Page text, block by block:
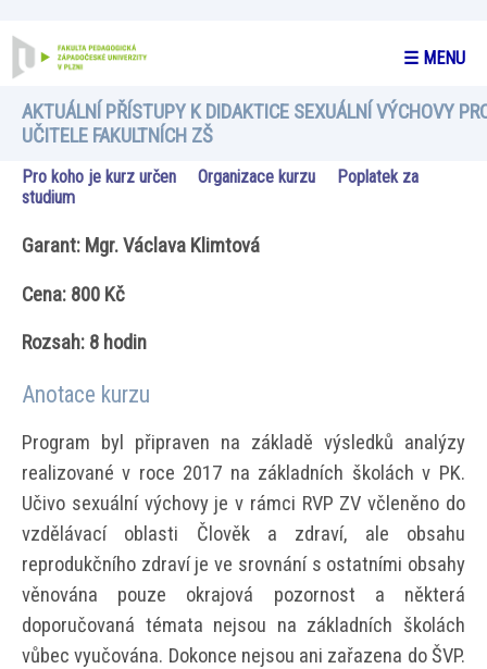
☰ MENU
AKTUÁLNÍ PŘÍSTUPY K DIDAKTICE SEXUÁLNÍ VÝCHOVY
UČITELE FAKULTNÍCH ZŠ
Pro koho je kurz určen Organizace kurzu
Poplatek za
studium
Garant: Mgr. Václava Klimtová
Cena: 800 Kč
Rozsah: 8 hodin
Anotace kurzu
Program byl připraven na základě výsledků analýzy
realizované v roce 2017 na základních školách v PK.
Učivo sexuální výchovy je v rámci RVP ZV včleněno do
vzdělávací oblasti Člověk a zdraví, ale obsahu
reprodukčního zdraví je ve srovnání s ostatními obsahy
věnována pouze okrajová pozornost a některá
doporučovaná témata nejsou na základních školách
vůbec vyučována. Dokonce nejsou ani zařazena do ŠVP.